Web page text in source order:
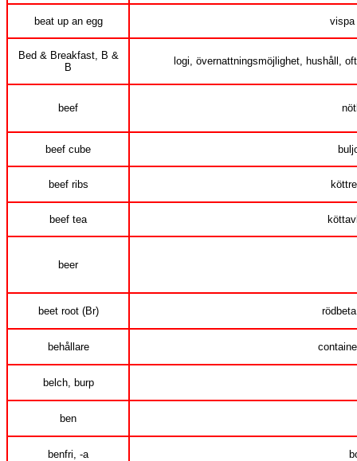
beat up an egg vispa
Bed & Breakfast, B &
B
logi, övernattningsmöjlighet, hushåll,
beef
beef cube
beef ribs
beef tea
beer
beet root (Br)
behållare
belch, burp
ben
benfri, -a